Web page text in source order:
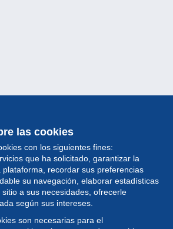
las cookies
con los siguientes fines:
que ha solicitado, garantizar la
recordar sus preferencias
su navegación, elaborar estadísticas
a sus necesidades, ofrecerle
según sus intereses.
son necesarias para el